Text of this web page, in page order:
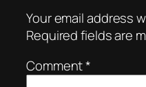
Your email address
Required fields are
Comment*